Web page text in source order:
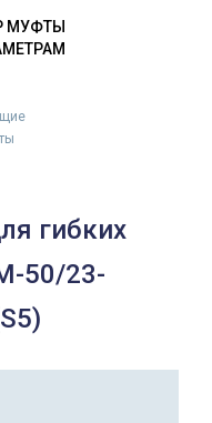
МУФТЫ
гибких
50/23-